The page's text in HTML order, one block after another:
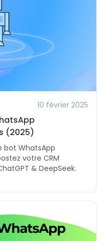
10 février 2025
(2025)
bot WhatsApp
votre CRM
& DeepSeek.